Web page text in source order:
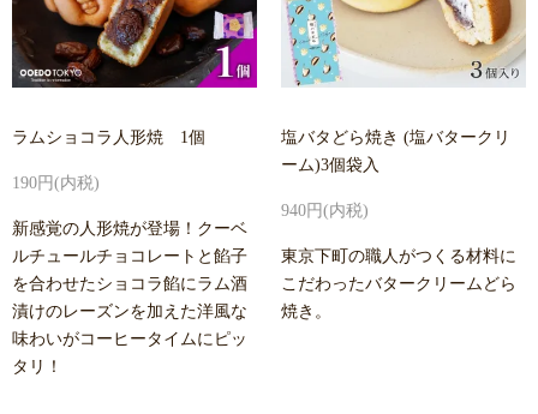
ラムショコラ人形焼 1個
190円(内税)
新感覚の人形焼が登場！クーベ
ルチュールチョコレートと餡子
を合わせたショコラ餡にラム酒
漬けのレーズンを加えた洋風な
味わいがコーヒータイムにピッ
タリ！
塩バタどら焼き (塩バタークリ
ーム)3個袋入
940円(内税)
東京下町の職人がつくる材料に
こだわったバタークリームどら
焼き。